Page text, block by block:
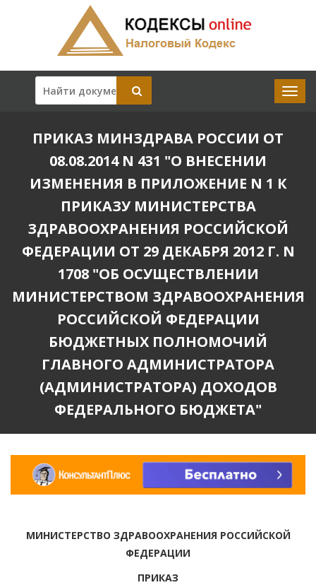
ПРИКАЗ МИНЗДРАВА РОССИИ ОТ
08.08.2014 N 431 "О ВНЕСЕНИИ
ИЗМЕНЕНИЯ В ПРИЛОЖЕНИЕ N 1 К
ПРИКАЗУ МИНИСТЕРСТВА
ЗДРАВООХРАНЕНИЯ РОССИЙСКОЙ
ФЕДЕРАЦИИ ОТ 29 ДЕКАБРЯ 2012 Г. N
1708 "ОБ ОСУЩЕСТВЛЕНИИ
МИНИСТЕРСТВОМ ЗДРАВООХРАНЕНИЯ
РОССИЙСКОЙ ФЕДЕРАЦИИ
БЮДЖЕТНЫХ ПОЛНОМОЧИЙ
ГЛАВНОГО АДМИНИСТРАТОРА
(АДМИНИСТРАТОРА) ДОХОДОВ
ФЕДЕРАЛЬНОГО БЮДЖЕТА"
МИНИСТЕРСТВО ЗДРАВООХРАНЕНИЯ РОССИЙСКОЙ
ФЕДЕРАЦИИ
ПРИКАЗ